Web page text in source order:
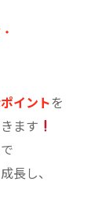
イント を
ます
長し、